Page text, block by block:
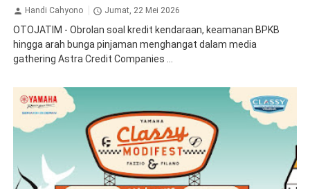
Handi Cahyono Jumat, 22 Mei 2026
OTOJATIM - Obrolan soal kredit kendaraan, keamanan BPKB
hingga arah bunga pinjaman menghangat dalam media
gathering Astra Credit Companies ...